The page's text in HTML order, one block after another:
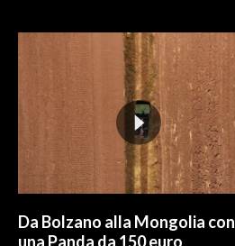
Da Bolzano alla Mongolia con
una Panda da 150 euro